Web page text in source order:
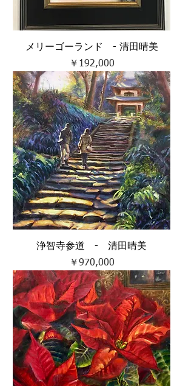
メリーゴーランド - 清田晴美
価格
￥192,000
浄智寺参道 - 清田晴美
価格
￥970,000